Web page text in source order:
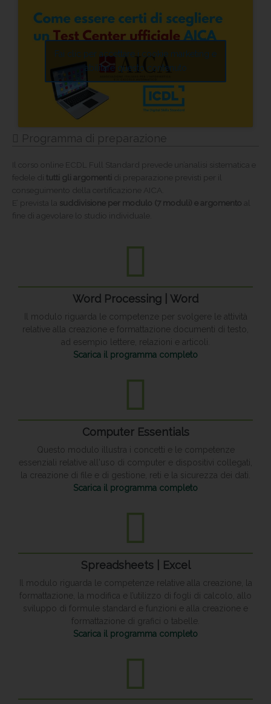
Fai clic per accettare i cookie marketing e
abilitare questo contenuto
Programma di preparazione
Il corso online ECDL Full Standard prevede un’analisi sistematica e
fedele di tutti gli argomenti di preparazione previsti per il
conseguimento della certificazione AICA.
E’ prevista la suddivisione per modulo (7 moduli) e argomento al
fine di agevolare lo studio individuale.
Word Processing | Word
Il modulo riguarda le competenze per svolgere le attività
relative alla creazione e formattazione documenti di testo,
ad esempio lettere, relazioni e articoli.
Scarica il programma completo
Computer Essentials
Questo modulo illustra i concetti e le competenze
essenziali relative all'uso di computer e dispositivi collegati,
la creazione di file e di gestione, reti e la sicurezza dei dati.
Scarica il programma completo
Spreadsheets | Excel
Il modulo riguarda le competenze relative alla creazione, la
formattazione, la modifica e l’utilizzo di fogli di calcolo, allo
sviluppo di formule standard e funzioni e alla creazione e
formattazione di grafici o tabelle.
Scarica il programma completo